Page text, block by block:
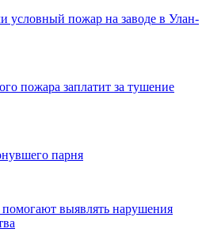
условный пожар на заводе в Улан-
пожара заплатит за тушение
парня
выявлять нарушения